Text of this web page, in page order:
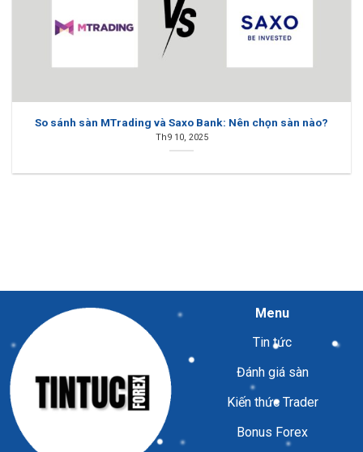
So sánh sàn MTrading và Saxo Bank: Nên chọn sàn nào?
Th9 10, 2025
Menu
Tin tức
Đánh giá sàn
Kiến thức Trader
Bonus Forex